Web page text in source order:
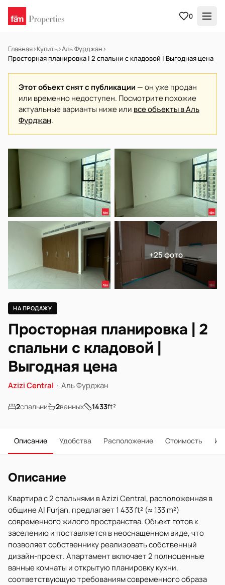
0
Главная›Купить›Аль Фурджан›
Просторная планировка | 2 спальни с кладовой | Выгодная цена
Этот объект снят с публикации — он уже продан
или временно недоступен. Посмотрите похожие
актуальные варианты ниже или все объекты в Аль
Фурджан.
Готов к заселению
+25 фото
НА ПРОДАЖУ
Просторная планировка | 2
спальни с кладовой |
Выгодная цена
Azizi Central · Аль Фурджан
2спальни 2ванных 1433ft²
Описание Удобства Расположение Стоимость
Описание
Квартира с 2 спальнями в Azizi Central, расположенная в
общине Al Furjan, предлагает 1 433 ft² (≈ 133 m²)
современного жилого пространства. Объект готов к
заселению и поставляется в неоснащенном виде, что
позволяет собственнику реализовать собственный
дизайн-проект. Апартамент включает 2 полноценные
ванные комнаты и открытую планировку кухни,
соответствующую требованиям современного образа